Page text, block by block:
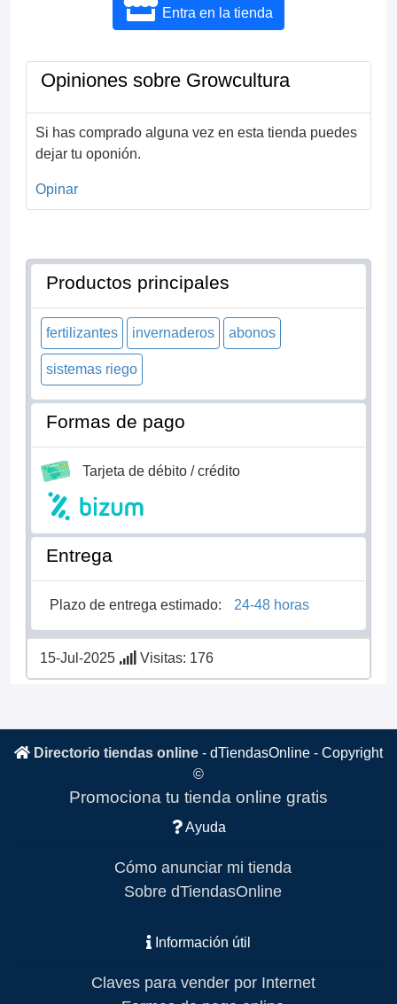
Entra en la tienda
Opiniones sobre Growcultura
Si has comprado alguna vez en esta tienda puedes
dejar tu oponión.
Opinar
Productos principales
fertilizantes invernaderos abonos
sistemas riego
Formas de pago
Tarjeta de débito / crédito
Entrega
Plazo de entrega estimado: 24-48 horas
15-Jul-2025 Visitas: 176
Directorio tiendas online - dTiendasOnline - Copyright
©
Promociona tu tienda online gratis
Ayuda
Cómo anunciar mi tienda
Sobre dTiendasOnline
Información útil
Claves para vender por Internet